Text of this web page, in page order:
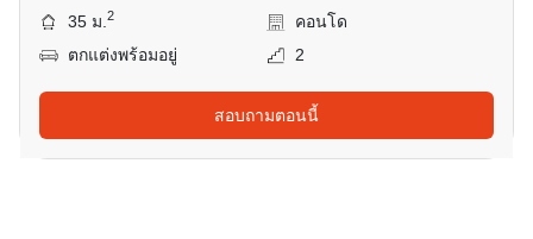
35 ม.2
คอนโด
ตกแต่งพร้อมอยู่
2
สอบถามตอนนี้